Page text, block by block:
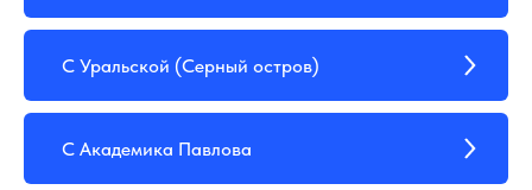
С Уральской (Серный остров)
С Академика Павлова